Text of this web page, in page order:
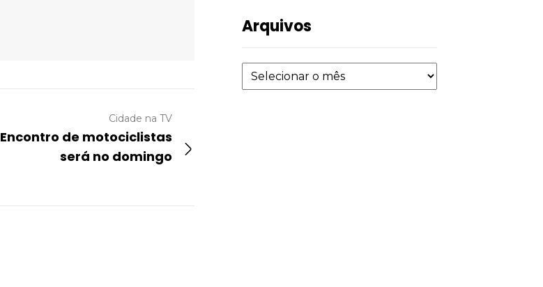
Arquivos
Cidade na TV
Encontro de motociclistas
será no domingo